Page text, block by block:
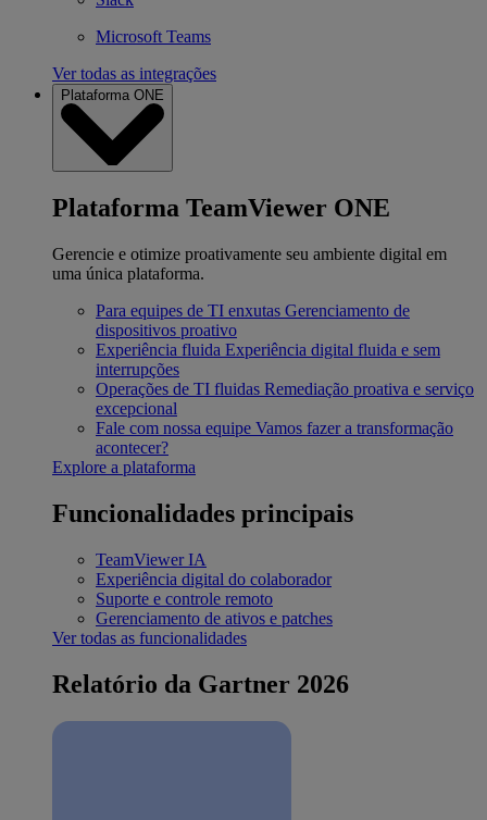
Microsoft Teams
Ver todas as integrações
Plataforma ONE
Plataforma TeamViewer ONE
Gerencie e otimize proativamente seu ambiente digital em
uma única plataforma.
Para equipes de TI enxutas Gerenciamento de
dispositivos proativo
Experiência fluida Experiência digital fluida e sem
interrupções
Operações de TI fluidas Remediação proativa e serviço
excepcional
Fale com nossa equipe Vamos fazer a transformação
acontecer?
Explore a plataforma
Funcionalidades principais
TeamViewer IA
Experiência digital do colaborador
Suporte e controle remoto
Gerenciamento de ativos e patches
Ver todas as funcionalidades
Relatório da Gartner 2026